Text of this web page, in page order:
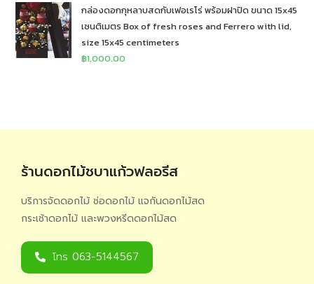
กล่องดอกกุหลาบสดกับเฟอเรโร่ พร้อมฝาปิด ขนาด 15x45
เซนติเมตร Box of fresh roses and Ferrero with lid,
size 15x45 centimeters
฿1,000.00
ร้านดอกไม้ชบาแก้วฟลอรีส
บริการจัดดอกไม้ ช่อดอกไม้ แจกันดอกไม้สด
กระเช้าดอกไม้ และพวงหรีดดอกไม้สด
โทร 063-5144567